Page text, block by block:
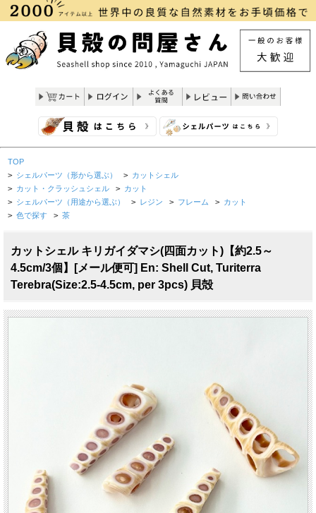
TOP
> シェルパーツ（形から選ぶ） > カットシェル
> カット・クラッシュシェル > カット
> シェルパーツ（用途から選ぶ） > レジン > フレーム > カット
> 色で探す > 茶
カットシェル キリガイダマシ(四面カット)【約2.5～
4.5cm/3個】[メール便可] En: Shell Cut, Turiterra
Terebra(Size:2.5-4.5cm, per 3pcs) 貝殻